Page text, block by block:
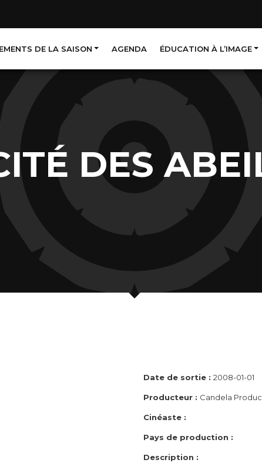
DE LA SAISON AGENDA ÉDUCATION À L’IMAGE
DES
Date de sortie : 2008-01-01
Producteur : Candela
Cinéaste :
Pays de production :
Description :